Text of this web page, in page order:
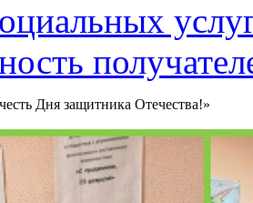
Дня защитника Отечества!»